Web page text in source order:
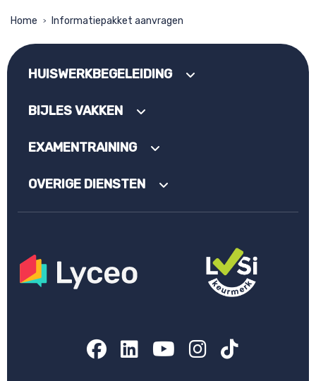
Home > Informatiepakket aanvragen
HUISWERKBEGELEIDING
BIJLES VAKKEN
EXAMENTRAINING
OVERIGE DIENSTEN
Facebook
LinkedIn
YouTube
Instagram
TikTok